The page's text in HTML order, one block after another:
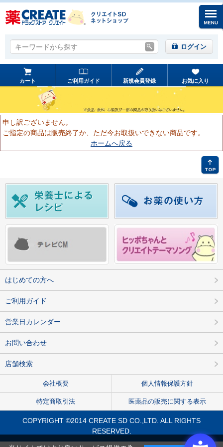
キーワードから探す
キーワードから探す ログイン
カート ご利用ガイド 新規会員登録 お気に入り
申し訳ございません。
ご指定の商品は販売終了か、ただ今お取扱いできない商品です。
ホームへ戻る
はじめての方へ
ご利用ガイド
営業日カレンダー
お問い合わせ
店舗検索
会社概要 個人情報保護方針
特定商取引法 医薬品の販売に関する表示
COPYRIGHT ©2014 CREATE SD CO.,LTD. ALL RIGHTS
RESERVED.